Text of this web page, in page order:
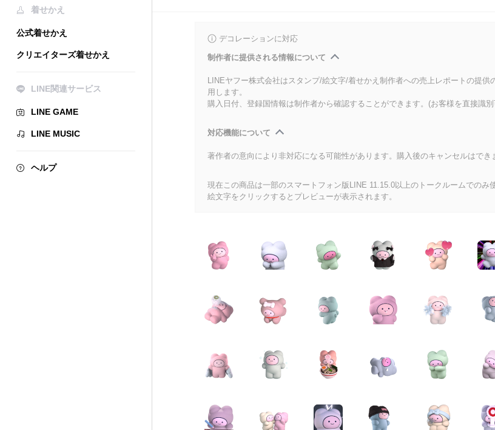
着せかえ
公式着せかえ
クリエイターズ着せかえ
LINE関連サービス
LINE GAME
LINE MUSIC
ヘルプ
デコレーションに対応
制作者に提供される情報について
LINEヤフー株式会社はスタンプ/絵文字/着せかえ制作者への売上レポートの提供
用します。
購入日付、登録国情報は制作者から確認することができます。(お客様を直接識
対応機能について
著作者の意向により非対応になる可能性があります。購入後のキャンセルはでき
現在この商品は一部のスマートフォン版LINE 11.15.0以上のトークルームでのみ
絵文字をクリックするとプレビューが表示されます。